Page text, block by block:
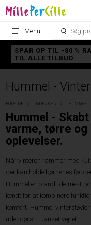
Menu
SPAR OP TIL -80 %
TIL ALLE TILBUD
Hummel -
FORSIDE MÆRKER HUMMEL
Hummel -
varme, tørre
oplevelser.
Når vinteren rammer med
der kan holde børnenes
Hummel er blandt de mest
kendt for at kombinere
komfort. Hummel
udendørs – uanset vejret.